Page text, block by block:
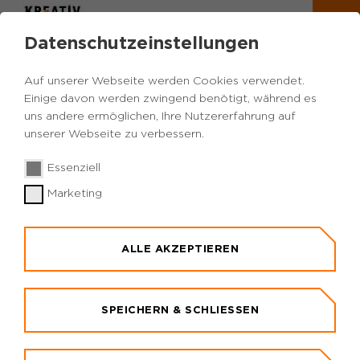
DAS ANTRAGS-ABC
Datenschutzeinstellungen
Auf unserer Webseite werden Cookies verwendet.
Einige davon werden zwingend benötigt, während es
uns andere ermöglichen, Ihre Nutzererfahrung auf
unserer Webseite zu verbessern.
Essenziell
Marketing
ALLE AKZEPTIEREN
SPEICHERN & SCHLIESSEN